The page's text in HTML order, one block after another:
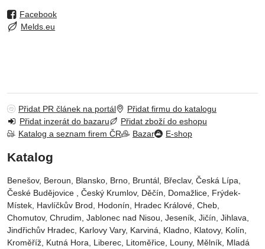
Facebook
Melds.eu
Přidat PR článek na portál
Přidat firmu do katalogu
Přidat inzerát do bazaru
Přidat zboží do eshopu
Katalog a seznam firem ČR
Bazar E-shop
Katalog
Benešov, Beroun, Blansko, Brno, Bruntál, Břeclav, Česká Lípa‎,
České Budějovice‎ , Český Krumlov‎, Děčín‎, Domažlice‎, Frýdek-
Místek‎, Havlíčkův Brod‎, Hodonín, Hradec Králové‎, Cheb‎,
Chomutov‎, Chrudim‎, Jablonec nad Nisou‎, Jeseník‎, Jičín‎, Jihlava,
Jindřichův Hradec‎, Karlovy Vary‎, Karviná‎, Kladno‎, Klatovy‎, Kolín‎,
Kroměříž‎, Kutná Hora‎, Liberec‎, Litoměřice‎, Louny‎, Mělník‎, Mladá